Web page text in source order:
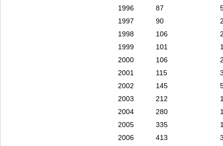
1996
87
1997
90
1998
106
1999
101
2000
106
2001
115
2002
145
2003
212
2004
280
2005
335
2006
413